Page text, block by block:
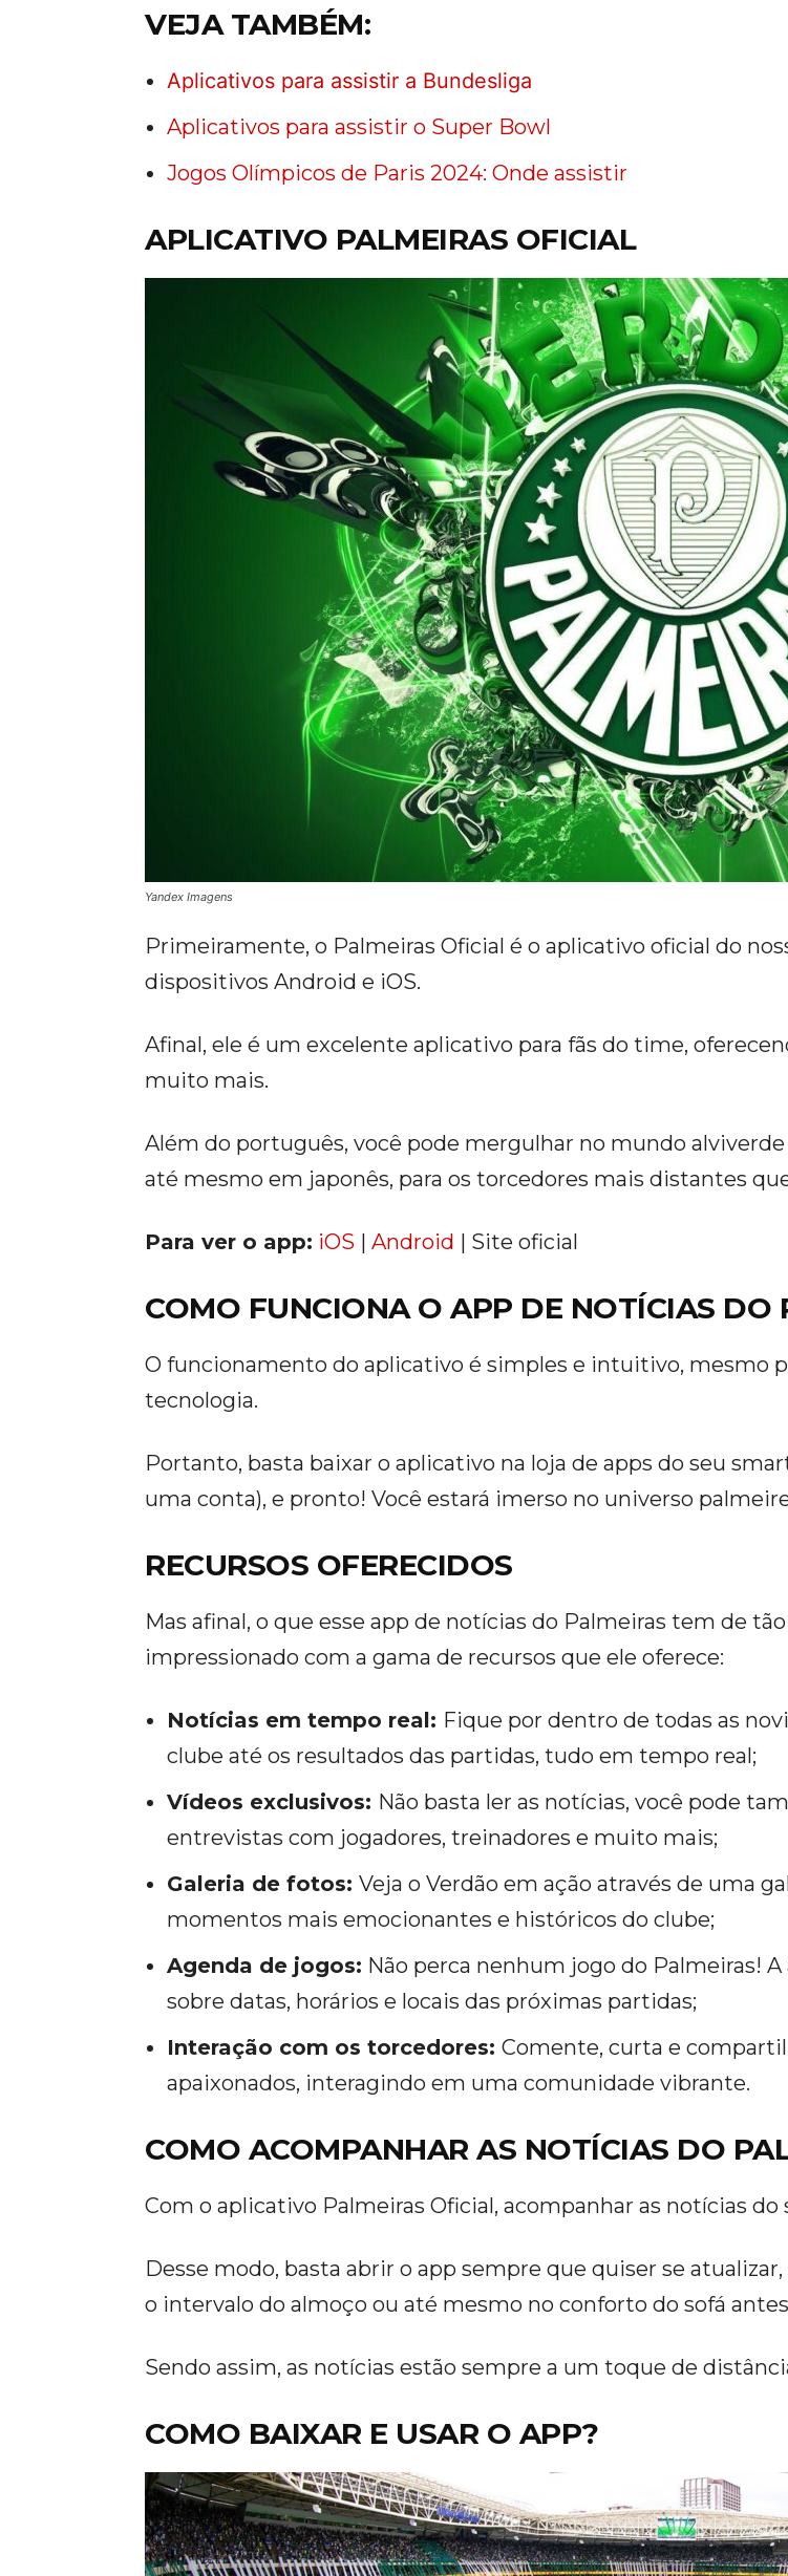
VEJA TAMBÉM:
Aplicativos para assistir a Bundesliga
Aplicativos para assistir o Super Bowl
Jogos Olímpicos de Paris 2024: Onde assistir
APLICATIVO PALMEIRAS OFICIAL
Yandex Imagens
Primeiramente, o Palmeiras Oficial é o aplicativo oficial do
dispositivos Android e iOS.
Afinal, ele é um excelente aplicativo para fãs do time,
muito mais.
Além do português, você pode mergulhar no mundo
até mesmo em japonês, para os torcedores mais distantes
Para ver o app: iOS | Android | Site oficial
COMO FUNCIONA O APP DE NOTÍCIAS DO
O funcionamento do aplicativo é simples e intuitivo, mesmo
tecnologia.
Portanto, basta baixar o aplicativo na loja de apps do seu
uma conta), e pronto! Você estará imerso no universo
RECURSOS OFERECIDOS
Mas afinal, o que esse app de notícias do Palmeiras tem de
impressionado com a gama de recursos que ele oferece:
Notícias em tempo real: Fique por dentro de todas as
clube até os resultados das partidas, tudo em tempo real;
Vídeos exclusivos: Não basta ler as notícias, você pode
entrevistas com jogadores, treinadores e muito mais;
Galeria de fotos: Veja o Verdão em ação através de uma
momentos mais emocionantes e históricos do clube;
Agenda de jogos: Não perca nenhum jogo do Palmeiras!
sobre datas, horários e locais das próximas partidas;
Interação com os torcedores: Comente, curta e
apaixonados, interagindo em uma comunidade vibrante.
COMO ACOMPANHAR AS NOTÍCIAS DO
Com o aplicativo Palmeiras Oficial, acompanhar as notícias
Desse modo, basta abrir o app sempre que quiser se
o intervalo do almoço ou até mesmo no conforto do sofá
Sendo assim, as notícias estão sempre a um toque de
COMO BAIXAR E USAR O APP?